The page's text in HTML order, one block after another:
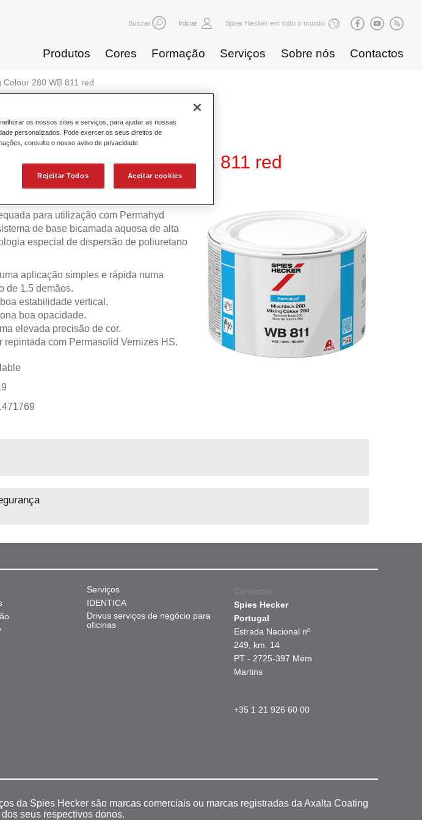
Buscar Iniciar Spies Hecker em todo o mundo
Produtos Cores Formação Serviços Sobre nós Contactos
280 WB 811 red
Mixing Colour 280 WB 811 red
para utilização com Permahyd
de base bicamada aquosa de alta
especial de dispersão de poliuretano
aplicação simples e rápida numa
de 1.5 demãos.
estabilidade vertical.
boa opacidade.
elevada precisão de cor.
repintada com Permasolid Vernizes HS.
Serviços
IDENTICA
Drivus serviços de negócio para
oficinas
Contactos
Spies Hecker
Portugal
Estrada Nacional nº
249, km. 14
PT - 2725-397 Mem
Martins
+35 1 21 926 60 00
da Spies Hecker são marcas comerciais ou marcas registradas da Axalta Coating
seus respectivos donos.
os nossos sites e serviços, para ajudar as nossas
personalizados. Pode exercer os seus direitos de
consulte o nosso aviso de privacidade
Rejeitar Todos Aceitar cookies